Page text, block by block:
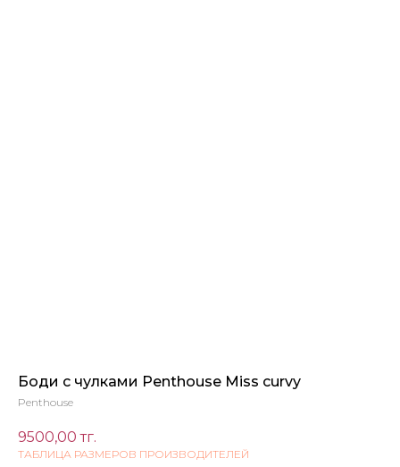
Боди с чулками Penthouse Miss curvy
Penthouse
9500,00 тг.
ТАБЛИЦА РАЗМЕРОВ ПРОИЗВОДИТЕЛЕЙ